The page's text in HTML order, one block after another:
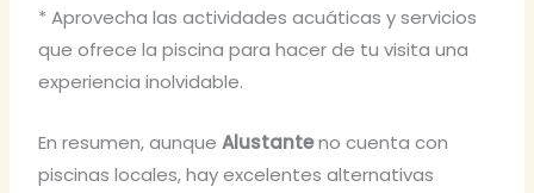
* Aprovecha las actividades acuáticas y servicios
que ofrece la piscina para hacer de tu visita una
experiencia inolvidable.
En resumen, aunqueAlustanteno cuenta con
piscinas locales, hay excelentes alternativas